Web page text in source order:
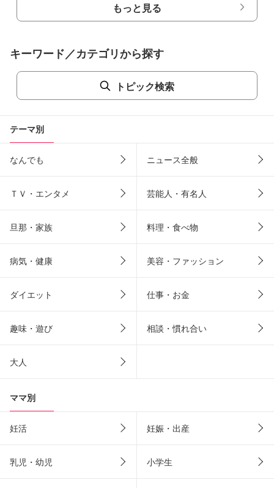
もっと見る
キーワード／カテゴリから探す
トピック検索
テーマ別
なんでも ニュース全般
ＴＶ・エンタメ 芸能人・有名人
旦那・家族 料理・食べ物
病気・健康 美容・ファッション
ダイエット 仕事・お金
趣味・遊び 相談・慣れ合い
大人
ママ別
妊活 妊娠・出産
乳児・幼児 小学生